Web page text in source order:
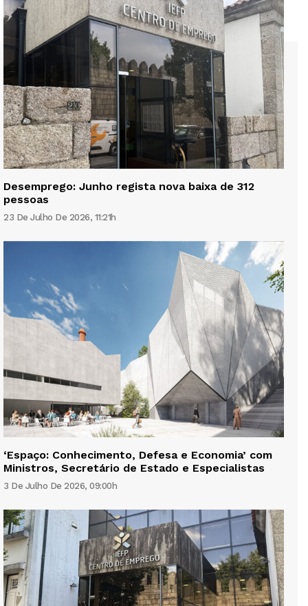
Desemprego: Junho regista nova baixa de 312
pessoas
23 De Julho De 2026, 11:21h
‘Espaço: Conhecimento, Defesa e Economia’ com
Ministros, Secretário de Estado e Especialistas
3 De Julho De 2026, 09:00h